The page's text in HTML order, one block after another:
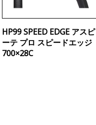
HP99 SPEED EDGE アスピ
ーテ プロ スピードエッジ
700×28C